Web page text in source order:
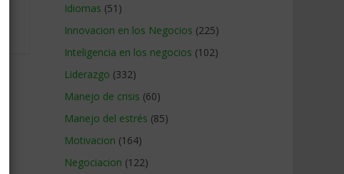
Idiomas (51)
Innovacion en los Negocios (225)
Inteligencia en los negocios (102)
Liderazgo (332)
Manejo de crisis (60)
Manejo del estrés (85)
Motivacion (164)
Negociacion (122)